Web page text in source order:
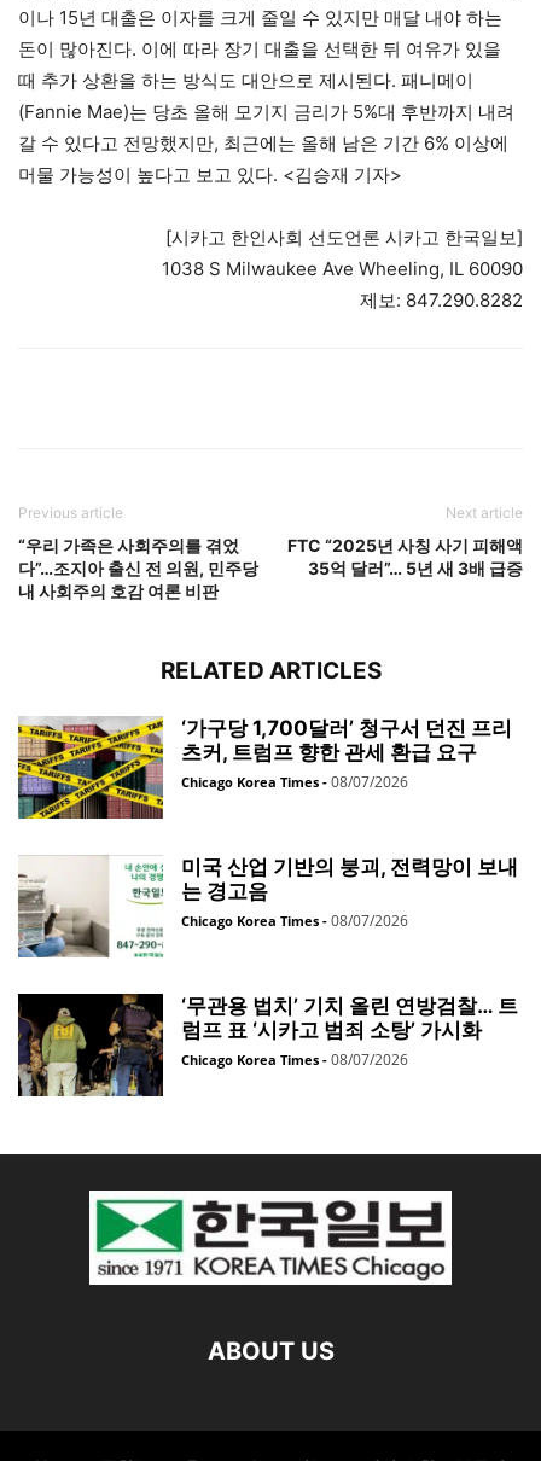
이나 15년 대출은 이자를 크게 줄일 수 있지만 매달 내야 하는
돈이 많아진다. 이에 따라 장기 대출을 선택한 뒤 여유가 있을
때 추가 상환을 하는 방식도 대안으로 제시된다. 패니메이
(Fannie Mae)는 당초 올해 모기지 금리가 5%대 후반까지 내려
갈 수 있다고 전망했지만, 최근에는 올해 남은 기간 6% 이상에
머물 가능성이 높다고 보고 있다. <김승재 기자>
[시카고 한인사회 선도언론 시카고 한국일보]
1038 S Milwaukee Ave Wheeling, IL 60090
제보: 847.290.8282
Previous article
“우리 가족은 사회주의를 겪었
다”…조지아 출신 전 의원, 민주당
내 사회주의 호감 여론 비판
Next article
FTC “2025년 사칭 사기 피해액
35억 달러”… 5년 새 3배 급증
RELATED ARTICLES
‘가구당 1,700달러’ 청구서 던진 프리
츠커, 트럼프 향한 관세 환급 요구
Chicago Korea Times - 08/07/2026
미국 산업 기반의 붕괴, 전력망이 보내
는 경고음
Chicago Korea Times - 08/07/2026
‘무관용 법치’ 기치 올린 연방검찰… 트
럼프 표 ‘시카고 범죄 소탕’ 가시화
Chicago Korea Times - 08/07/2026
ABOUT US